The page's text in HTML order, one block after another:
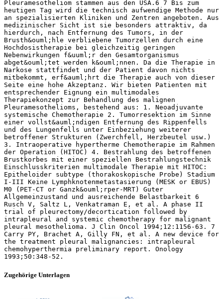
Pleuramesotheliom stammen aus den USA.6 7 Bis zum
heutigen Tag wird die technisch aufwendige Methode nur
an spezialisierten Kliniken und Zentren angeboten. Aus
medizinischer Sicht ist sie besonders attraktiv, da
hierdurch, nach Entfernung des Tumors, in der
Brusth&ouml;hle verbliebene Tumorzellen durch eine
Hochdosistherapie bei gleichzeitig geringen
Nebenwirkungen f&uuml;r den Gesamtorganismus
abget&ouml;tet werden k&ouml;nnen. Da die Therapie in
Narkose stattfindet und der Patient davon nichts
mitbekommt, erf&auml;hrt die Therapie auch von dieser
Seite eine hohe Akzeptanz. Wir bieten Patienten mit
entsprechender Eignung ein multimodales
Therapiekonzept zur Behandlung des malignen
Pleuramesothelioms, bestehend aus: 1. Neoadjuvante
systemische Chemotherapie 2. Tumorresektion im Sinne
einer vollst&auml;ndigen Entfernung des Rippenfells
und des Lungenfells unter Einbeziehung weiterer
betroffener Strukturen (Zwerchfell, Herzbeutel usw.)
3. Intraoperative hypertherme Chemotherapie im Rahmen
der Operation (HITOC) 4. Bestrahlung des betroffenen
Brustkorbes mit einer speziellen Bestrahlungstechnik
Einschlusskriterien multimodale Therapie mit HITOC:
Epitheloider subtype (thorakoskopische Probe) Stadium
I‐III Keine Lymphknotenmetastasierung (MESK or EBUS)
M0 (PET‐CT or Ganzk&ouml;rper‐MRT) Guter
Allgemeinzustand und ausreichende Belastbarkeit 6
Rusch V, Saltz L, Venkatraman E, et al. A phase II
trial of pleurectomy/decortication followed by
intrapleural and systemic chemotherapy for malignant
pleural mesothelioma. J Clin Oncol 1994;12:1156‐63. 7
Carry PY, Brachet A, Gilly FN, et al. A new device for
the treatment pleural malignancies: intrapleural
chemohyperthermia preliminary report. Onology
1993;50:348‐52.
Zugehörige Unterlagen